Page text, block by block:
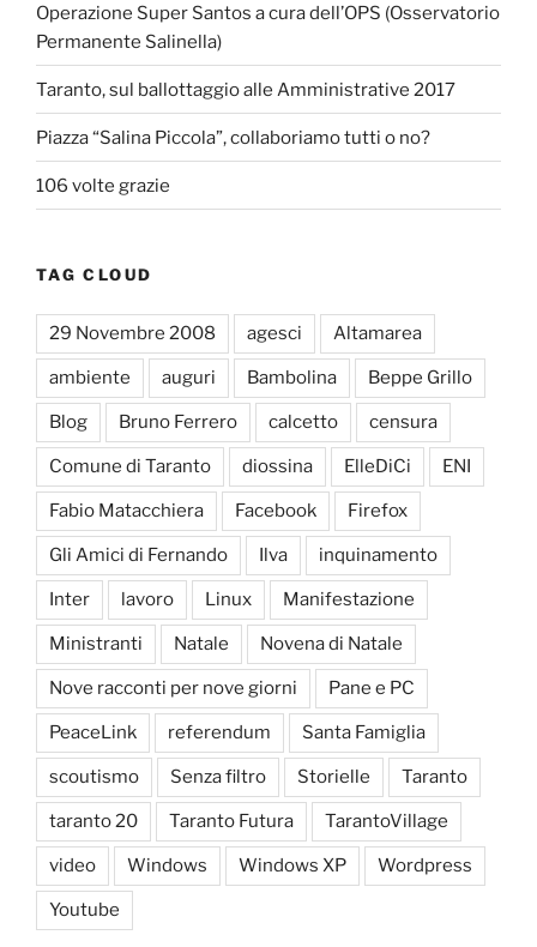
Operazione Super Santos a cura dell’OPS (Osservatorio
Permanente Salinella)
Taranto, sul ballottaggio alle Amministrative 2017
Piazza “Salina Piccola”, collaboriamo tutti o no?
106 volte grazie
TAG CLOUD
29 Novembre 2008 agesci Altamarea
ambiente auguri Bambolina Beppe Grillo
Blog Bruno Ferrero calcetto censura
Comune di Taranto diossina ElleDiCi ENI
Fabio Matacchiera Facebook Firefox
Gli Amici di Fernando Ilva inquinamento
Inter lavoro Linux Manifestazione
Ministranti Natale Novena di Natale
Nove racconti per nove giorni Pane e PC
PeaceLink referendum Santa Famiglia
scoutismo Senza filtro Storielle Taranto
taranto 20 Taranto Futura TarantoVillage
video Windows Windows XP Wordpress
Youtube